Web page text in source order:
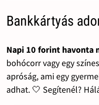
Bankkártyás
Napi 10 forint havonta
bohócorr vagy egy
apróság, ami egy
adhat. 🤍 Segítenél?